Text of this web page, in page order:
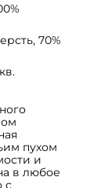
70%
пухом
и
в любое
с